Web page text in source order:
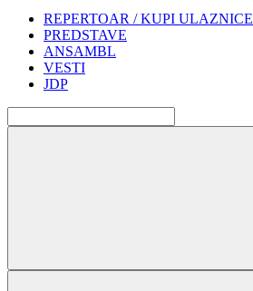
REPERTOAR / KUPI ULAZNICE
PREDSTAVE
ANSAMBL
VESTI
JDP